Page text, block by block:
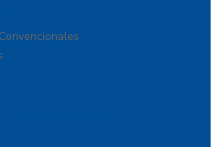
Sobretensiones